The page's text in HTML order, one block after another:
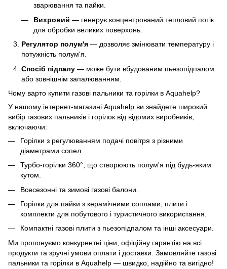
зварювання та пайки.
Вихровий — генерує концентрований тепловий потік
для обробки великих поверхонь.
Регулятор полум'я — дозволяє змінювати температуру і
потужність полум'я.
Спосіб підпалу — може бути вбудованим пьезопідпалом
або зовнішнім запалюванням.
Чому варто купити газові пальники та горілки в Aquahelp?
У нашому інтернет-магазині Aquahelp ви знайдете широкий
вибір газових пальників і горілок від відомих виробників,
включаючи:
Горілки з регулюванням подачі повітря з різними
діаметрами сопел.
Турбо-горілки 360°, що створюють полум'я під будь-яким
кутом.
Всесезонні та зимові газові балони.
Горілки для пайки з керамічними соплами, плити і
комплекти для побутового і туристичного використання.
Компактні газові плити з пьезопідпалом та інші аксесуари.
Ми пропонуємо конкурентні ціни, офіційну гарантію на всі
продукти та зручні умови оплати і доставки. Замовляйте газові
пальники та горілки в Aquahelp — швидко, надійно та вигідно!